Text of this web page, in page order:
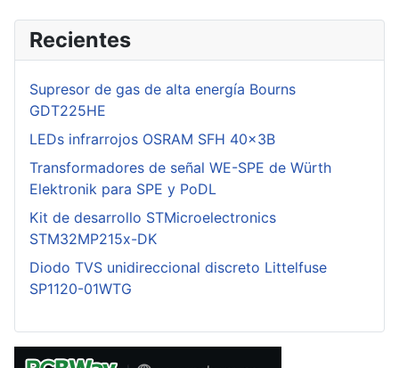
Recientes
Supresor de gas de alta energía Bourns
GDT225HE
LEDs infrarrojos OSRAM SFH 40x3B
Transformadores de señal WE-SPE de Würth
Elektronik para SPE y PoDL
Kit de desarrollo STMicroelectronics
STM32MP215x-DK
Diodo TVS unidireccional discreto Littelfuse
SP1120-01WTG